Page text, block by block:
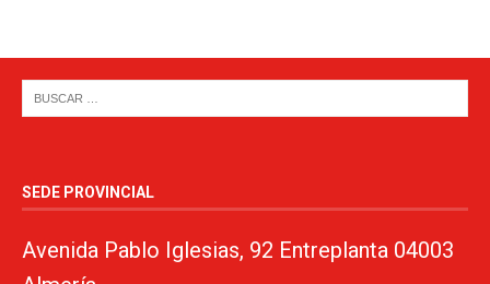
SEDE PROVINCIAL
Avenida Pablo Iglesias, 92 Entreplanta 04003